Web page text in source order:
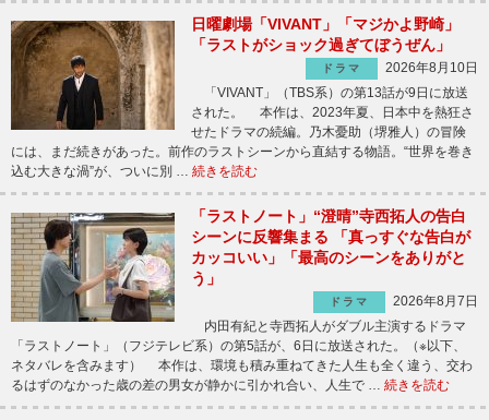
日曜劇場「VIVANT」「マジかよ野崎」
「ラストがショック過ぎてぼうぜん」
ドラマ
2026年8月10日
「VIVANT」（TBS系）の第13話が9日に放送
された。 本作は、2023年夏、日本中を熱狂さ
せたドラマの続編。乃木憂助（堺雅人）の冒険
には、まだ続きがあった。前作のラストシーンから直結する物語。“世界を巻き
込む大きな渦”が、ついに別 … 続きを読む
「ラストノート」“澄晴”寺西拓人の告白
シーンに反響集まる 「真っすぐな告白が
カッコいい」「最高のシーンをありがと
う」
ドラマ
2026年8月7日
内田有紀と寺西拓人がダブル主演するドラマ
「ラストノート」（フジテレビ系）の第5話が、6日に放送された。（※以下、
ネタバレを含みます） 本作は、環境も積み重ねてきた人生も全く違う、交わ
るはずのなかった歳の差の男女が静かに引かれ合い、人生で … 続きを読む